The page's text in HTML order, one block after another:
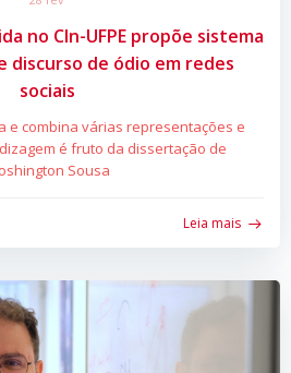
no CIn-UFPE propõe sistema
discurso de ódio em redes
sociais
e combina várias representações e
é fruto da dissertação de
Sousa
Leia mais